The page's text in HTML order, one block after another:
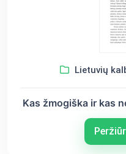
Lietuvių
Kas žmogiška ir kas